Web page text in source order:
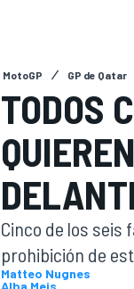
WEC
MotoGP GP de Qatar
TODOS
Cinco de los seis
prohibición de
Matteo Nugnes
Alba Meis